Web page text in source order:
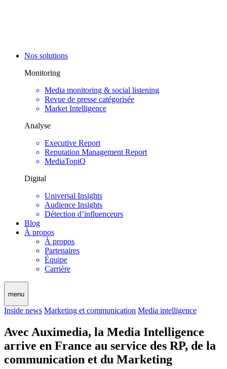
Nos solutions
Monitoring
Media monitoring & social listening
Revue de presse catégorisée
Market Intelligence
Analyse
Executive Report
Reputation Management Report
MediaTopiQ
Digital
Universal Insights
Audience Insights
Détection d’influenceurs
Blog
À propos
À propos
Partenaires
Équipe
Carrière
menu
Inside news Marketing et communication Media intelligence
Avec Auximedia, la Media Intelligence
arrive en France au service des RP, de la
communication et du Marketing